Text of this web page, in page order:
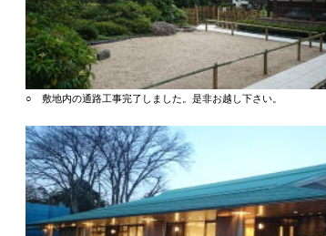
○ 敷地内の通路工事完了しました。是非お越し下さい。